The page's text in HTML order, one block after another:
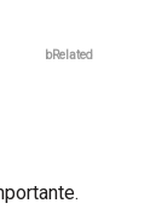
bRelated